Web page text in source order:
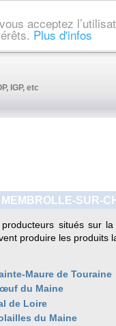
acceptez
Plus d'infos
IGP, etc
SUR-
producteurs situés sur
produire les produits
Maure de Touraine
du Maine
de Loire
du Maine